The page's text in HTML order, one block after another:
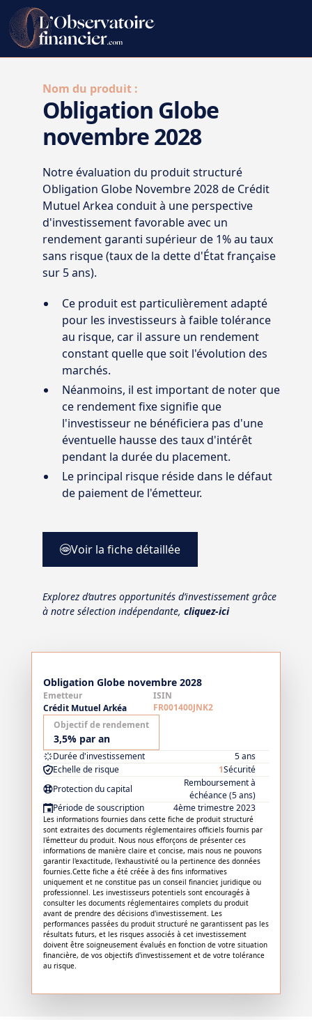
Nom du produit :
Obligation Globe
novembre 2028
Notre évaluation du produit structuré
Obligation Globe Novembre 2028 de Crédit
Mutuel Arkea conduit à une perspective
d'investissement favorable avec un
rendement garanti supérieur de 1% au taux
sans risque (taux de la dette d'État française
sur 5 ans).
Ce produit est particulièrement adapté
pour les investisseurs à faible tolérance
au risque, car il assure un rendement
constant quelle que soit l'évolution des
marchés.
Néanmoins, il est important de noter que
ce rendement fixe signifie que
l'investisseur ne bénéficiera pas d'une
éventuelle hausse des taux d'intérêt
pendant la durée du placement.
Le principal risque réside dans le défaut
de paiement de l'émetteur.
Voir la fiche détaillée
Explorez d’autres opportunités d’investissement grâce
à notre sélection indépendante, cliquez-ici
Obligation Globe novembre 2028
Emetteur
Crédit Mutuel Arkéa
ISIN
FR001400JNK2
Objectif de rendement
3,5% par an
Durée d'investissement
5 ans
Echelle de risque
1Sécurité
Protection du capital
Remboursement à
échéance (5 ans)
Période de souscription
4ème trimestre 2023
Les informations fournies dans cette fiche de produit structuré
sont extraites des documents réglementaires officiels fournis par
l'émetteur du produit. Nous nous efforçons de présenter ces
informations de manière claire et concise, mais nous ne pouvons
garantir l'exactitude, l'exhaustivité ou la pertinence des données
fournies.Cette fiche a été créée à des fins informatives
uniquement et ne constitue pas un conseil financier, juridique ou
professionnel. Les investisseurs potentiels sont encouragés à
consulter les documents réglementaires complets du produit
avant de prendre des décisions d'investissement. Les
performances passées du produit structuré ne garantissent pas les
résultats futurs, et les risques associés à cet investissement
doivent être soigneusement évalués en fonction de votre situation
financière, de vos objectifs d'investissement et de votre tolérance
au risque.